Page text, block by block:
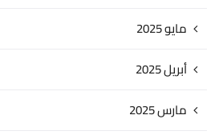
مايو 2025
أبريل 2025
مارس 2025